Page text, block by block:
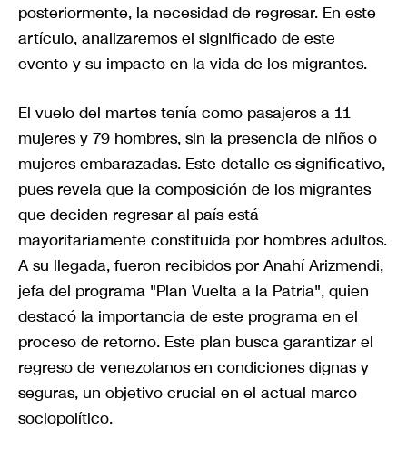
posteriormente, la necesidad de regresar. En este
artículo, analizaremos el significado de este
evento y su impacto en la vida de los migrantes.
El vuelo del martes tenía como pasajeros a 11
mujeres y 79 hombres, sin la presencia de niños o
mujeres embarazadas. Este detalle es significativo,
pues revela que la composición de los migrantes
que deciden regresar al país está
mayoritariamente constituida por hombres adultos.
A su llegada, fueron recibidos por Anahí Arizmendi,
jefa del programa "Plan Vuelta a la Patria", quien
destacó la importancia de este programa en el
proceso de retorno. Este plan busca garantizar el
regreso de venezolanos en condiciones dignas y
seguras, un objetivo crucial en el actual marco
sociopolítico.